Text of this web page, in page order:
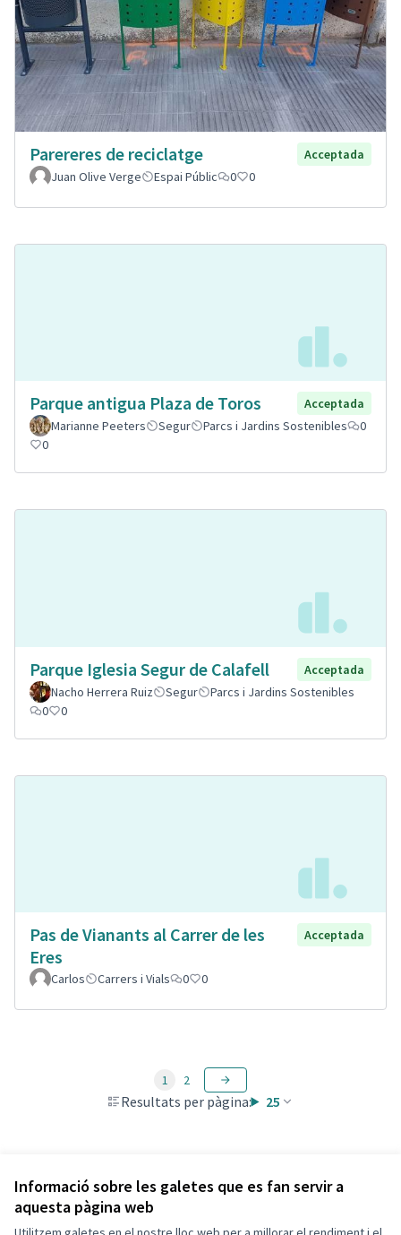
Informació sobre les galetes que es fan servir a
aquesta pàgina web
Parereres de reciclatge
Acceptada
Juan Olive Verge
Espai Públic 0 0
Parque antigua Plaza de Toros
Acceptada
Marianne Peeters
Segur Parcs i Jardins Sostenibles
0
0
Parque Iglesia Segur de Calafell
Acceptada
Nacho Herrera Ruiz
Segur
Parcs i Jardins Sostenibles
0
0
Pas de Vianants al Carrer de les
Eres
Acceptada
Carlos Carrers i Vials 0 0
Resultats per pàgina: 25
1 2
Veure totes les propostes retirades